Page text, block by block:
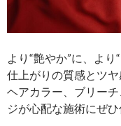
より“艶やか”に、より
仕上がりの質感とツヤ
ヘアカラー、ブリー
ジが心配な施術にぜひ